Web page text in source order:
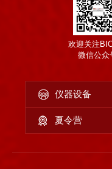
欢迎关注
微信公众
仪器设备
夏令营